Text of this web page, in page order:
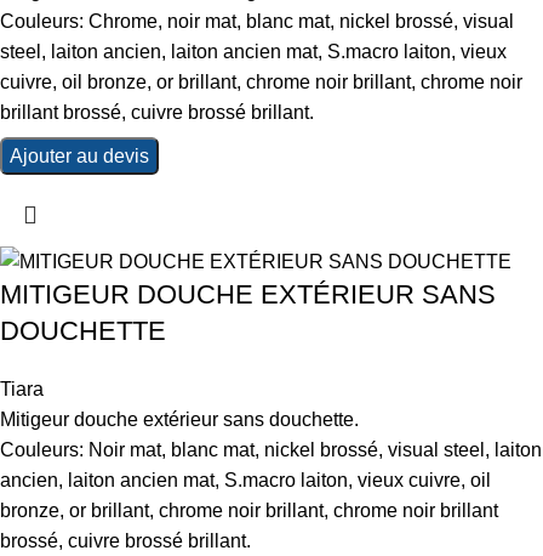
Couleurs: Chrome, noir mat, blanc mat, nickel brossé, visual
steel, laiton ancien, laiton ancien mat, S.macro laiton, vieux
cuivre, oil bronze, or brillant, chrome noir brillant, chrome noir
brillant brossé, cuivre brossé brillant.
Ajouter au devis
MITIGEUR DOUCHE EXTÉRIEUR SANS
DOUCHETTE
Tiara
Mitigeur douche extérieur sans douchette.
Couleurs: Noir mat, blanc mat, nickel brossé, visual steel, laiton
ancien, laiton ancien mat, S.macro laiton, vieux cuivre, oil
bronze, or brillant, chrome noir brillant, chrome noir brillant
brossé, cuivre brossé brillant.